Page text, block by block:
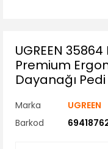
UGREEN
Premium
Dayanağı
Marka UGREEN
Barkod